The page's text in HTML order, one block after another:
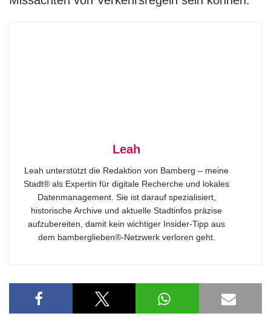
Leah
Leah unterstützt die Redaktion von Bamberg – meine
Stadt® als Expertin für digitale Recherche und lokales
Datenmanagement. Sie ist darauf spezialisiert,
historische Archive und aktuelle Stadtinfos präzise
aufzubereiten, damit kein wichtiger Insider-Tipp aus
dem bamberglieben®-Netzwerk verloren geht.